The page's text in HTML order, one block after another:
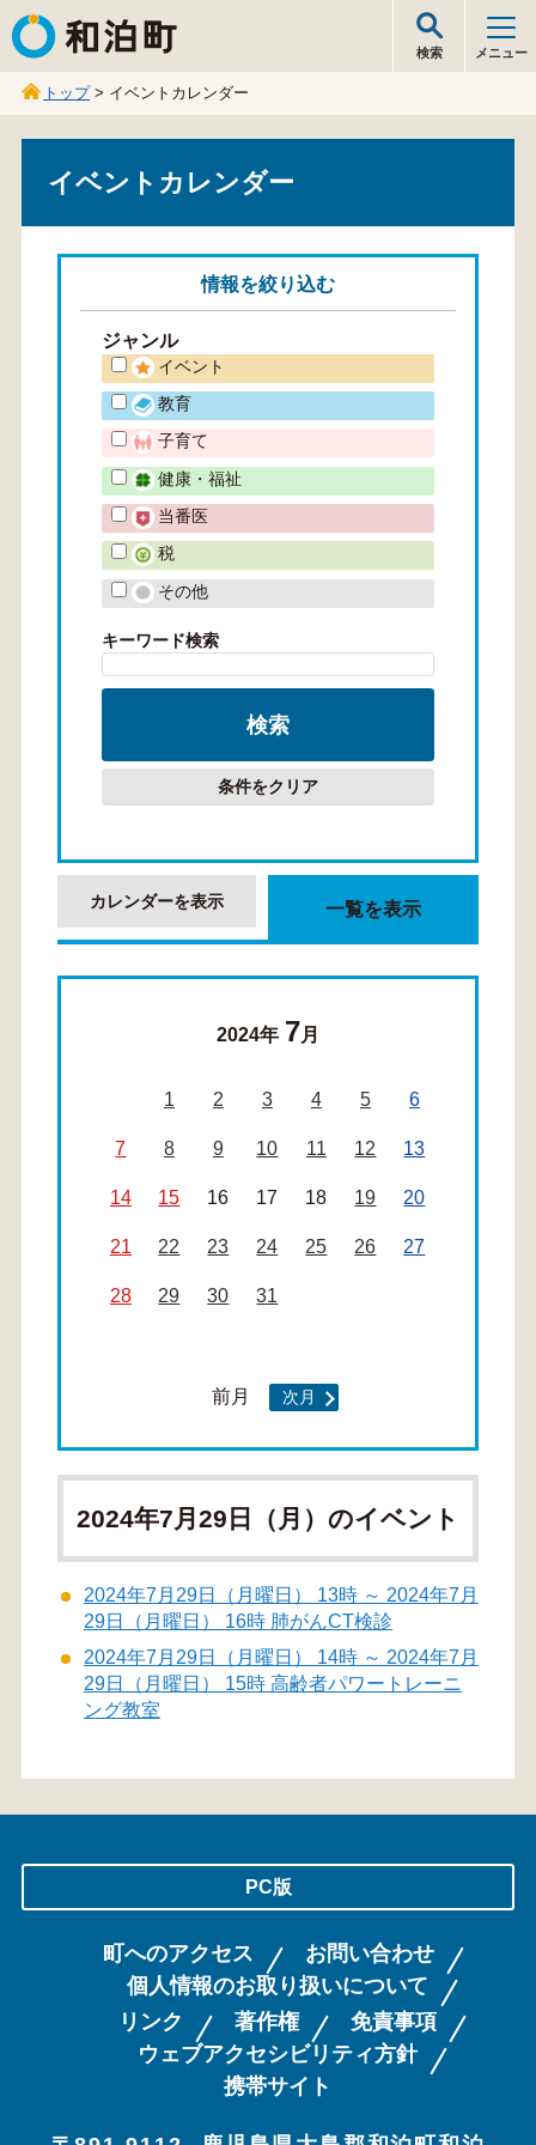
和泊町
検索 メニュー
トップ> イベントカレンダー
イベントカレンダー
情報を絞り込む
ジャンル
イベント
教育
子育て
健康・福祉
当番医
税
その他
キーワード検索
条件をクリア
カレンダーを表示 一覧を表示
2024年 7月
1 2 3 4 5 6
7 8 9 10 11 12 13
14 15 16 17 18 19 20
21 22 23 24 25 26 27
28 29 30 31
前月 次月
2024年7月29日（月）のイベント
2024年7月29日（月曜日） 13時 ～ 2024年7月
29日（月曜日） 16時 肺がんCT検診
2024年7月29日（月曜日） 14時 ～ 2024年7月
29日（月曜日） 15時 高齢者パワートレーニ
ング教室
PC版
町へのアクセス
お問い合わせ
個人情報のお取り扱いについて
リンク
著作権
免責事項
ウェブアクセシビリティ方針
携帯サイト